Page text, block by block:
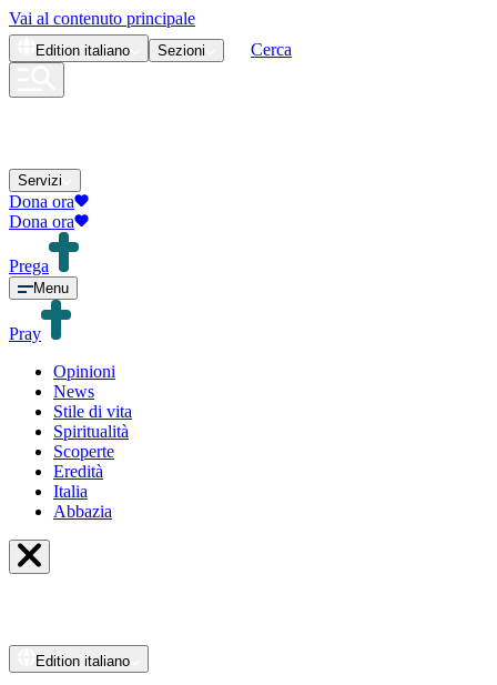
Vai al contenuto principale
Edition italiano Sezioni Cerca
Servizi
Dona ora
Dona ora
Prega
Menu
Pray
Opinioni
News
Stile di vita
Spiritualità
Scoperte
Eredità
Italia
Abbazia
Edition italiano